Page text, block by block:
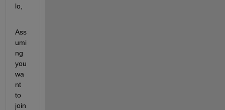
lo,
Ass
umi
ng
you
wa
nt
to
join